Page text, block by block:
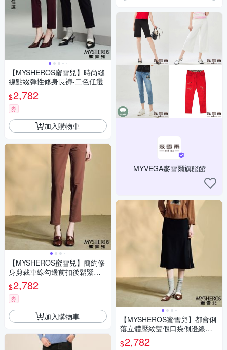
【MYSHEROS蜜雪兒】時尚縫
線點綴彈性修身長褲-二色任選
$2,782
券
加入購物車
【MYSHEROS蜜雪兒】簡約修
身剪裁車線勾邊前扣後鬆緊彈
性長褲-可
$2,782
券
加入購物車
MYVEGA麥雪爾旗艦館
【MYSHEROS蜜雪兒】都會俐
落立體壓紋雙假口袋側邊線條
中長裙-黑
$2,782